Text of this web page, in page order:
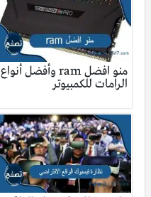
منو افضل ram وأفضل أنواع
الرامات للكمبيوتر